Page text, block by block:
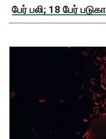
பேர் பலி; 18 பேர்